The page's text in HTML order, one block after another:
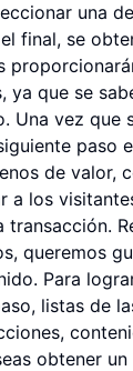
una
final, se
ya que se
Una vez que
paso
de valor,
a los
transacción.
queremos
Para
listas de
obtener un